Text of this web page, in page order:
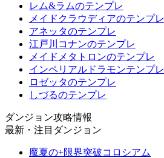
レム&ラムのテンプレ
メイドクラウディアのテンプレ
アネッタのテンプレ
江戸川コナンのテンプレ
メイドメタトロンのテンプレ
インペリアルドラモンテンプレ
ロゼッタのテンプレ
しづるのテンプレ
ダンジョン攻略情報
最新・注目ダンジョン
魔夏の+限界突破コロシアム